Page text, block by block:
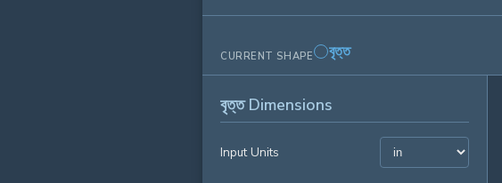
CURRENT SHAPE বৃত্ত
বৃত্ত Dimensions
Input Units